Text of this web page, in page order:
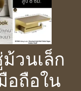
วนเล็ก
อถือใน